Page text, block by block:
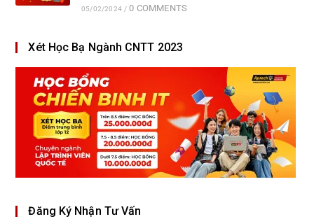
05/02/2024 / 0 COMMENTS
Xét Học Bạ Ngành CNTT 2023
Đăng Ký Nhận Tư Vấn